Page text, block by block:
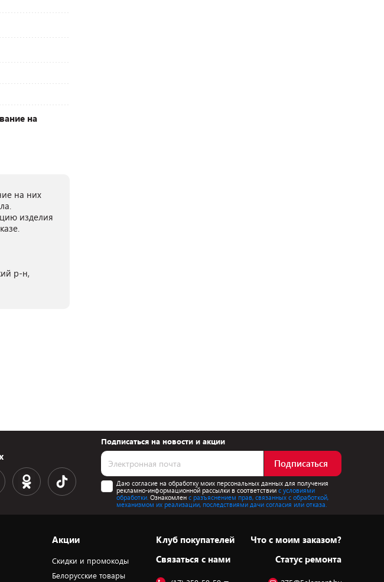
на
на них
изделия
р-н,
Подписаться на новости и акции
Подписаться
Даю согласие на обработку моих персональных данных для получения
рекламно-информационной рассылки в соответствиис условиями
обработки. Ознакомлен с разъяснением прав, связанных с обработкой,
механизмом их реализации, последствиями дачи согласия или отказа.
Акции
Скидки и промокоды
Белорусские товары
Клуб покупателей
Cвязаться с нами
Что с моим заказом?
Статус ремонта